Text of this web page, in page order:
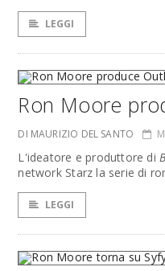
LEGGI
Ron Moore
DI MAURIZIO DEL SANTO
L'ideatore e produttore di
network Starz la serie di
LEGGI